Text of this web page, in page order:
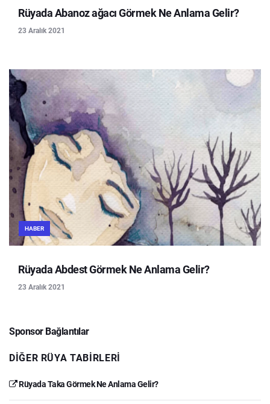
Rüyada Abanoz ağacı Görmek Ne Anlama Gelir?
23 Aralık 2021
HABER
Rüyada Abdest Görmek Ne Anlama Gelir?
23 Aralık 2021
Sponsor Bağlantılar
DIĞER RÜYA TABIRLERI
Rüyada Taka Görmek Ne Anlama Gelir?